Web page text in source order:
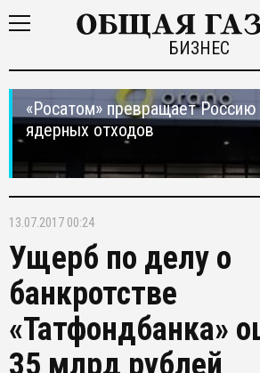
БИЗНЕС
«Росатом» превращает Россию
ядерных отходов
13.07.2017 00:24
Ущерб по делу о
банкротстве
«Татфондбанка»
35 млрд рублей